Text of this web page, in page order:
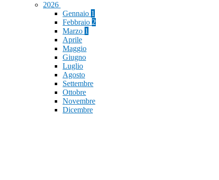
2026
Gennaio 1
Febbraio 2
Marzo 1
Aprile
Maggio
Giugno
Luglio
Agosto
Settembre
Ottobre
Novembre
Dicembre